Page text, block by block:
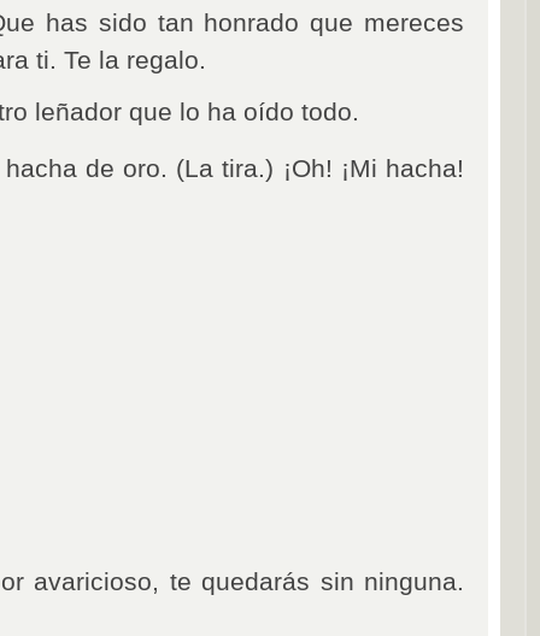
has sido tan honrado que mereces
ti. Te la regalo.
leñador que lo ha oído todo.
de oro. (La tira.) ¡Oh! ¡Mi hacha!
avaricioso, te quedarás sin ninguna.